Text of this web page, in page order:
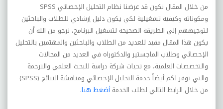
من خلال المقال نكون قد عرضنا نظام التحليل الإحصائي SPSS
ومكوناته وكيفية تشغيلية لكي يكون دليل إرشادي للطلاب والباحثين
لتوجيههم إلى الطريقة الصحيحة لتشغيل البرنامج، نرجو من الله أن
يكون هذا المقال مفيد للعديد من الطلاب والباحثين والمهتمين بالتحليل
الإحصائي وطلاب الماجستير والدكتوراه في العديد من المجالات
والتخصصات العلمية، مع تحيات شركة دراسة للبحث العلمي والترجمة
والتي توفر لكم أيضاً خدمة التحليل الإحصائي ومناقشة النتائج (SPSS
)
من خلال الرابط التالي لطلب الخدمةأضغط هنا.